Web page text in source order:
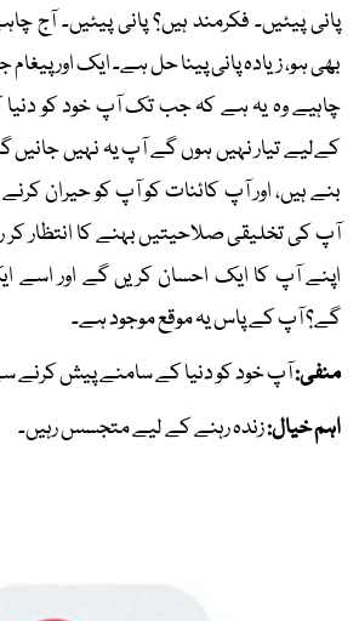
پانی پیئیں۔ فکرمند ہیں؟ پانی پیئیں۔ آج
بھی ہو، زیادہ پانی پینا حل ہے۔ ایک اور
چاہیے وہ یہ ہے کہ جب تک آپ خود کو
کےلیے تیار نہیں ہوں گے آپ یہ نہیں
بنے ہیں، اور آپ کائنات کو آپ کو حیران
آپ کی تخلیقی صلاحیتیں بہنے کا انتظار
اپنے آپ کا ایک احسان کریں گے اور اسے
گے؟ آپ کے پاس یہ موقع موجود ہے۔
منفی:آپ خود کو دنیا کے سامنے پیش کرنے
اہم خیال:زندہ رہنے کے لیے متجسس رہیں۔